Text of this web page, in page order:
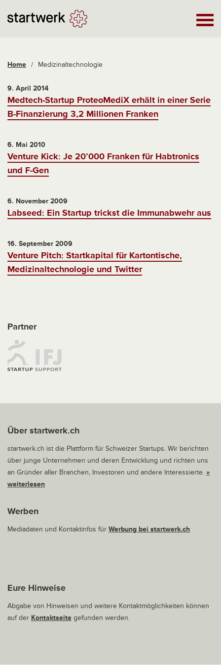
Home / Medizinaltechnologie
9. April 2014
Medtech-Startup ProteoMediX erhält in einer Serie
B-Finanzierung 3,2 Millionen Franken
6. Mai 2010
Venture Kick: Je 20’000 Franken für Habtronics
und F-Gen
6. November 2009
Labseed: Ein Startup trickst die Immunabwehr aus
16. September 2009
Venture Pitch: Startkapital für Kartontische,
Medizinaltechnologie und Twitter
Partner
Über startwerk.ch
startwerk.ch ist die Plattform für Schweizer Startups. Wir berichten
über junge Unternehmen und deren Entwicklung und richten uns
an Gründer aller Branchen, Investoren und andere Interessierte. »
weiterlesen
Werben
Mediadaten und Kontaktinfos für Werbung bei startwerk.ch
Eure Hinweise
Abgabe von Hinweisen und weitere Kontaktmöglichkeiten können
auf der Kontaktseite gefunden werden.